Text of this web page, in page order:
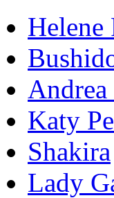
Helene
Andrea
Katy
Shakira
Lady